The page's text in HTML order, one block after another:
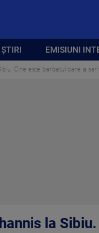
EMISIUNI
Cine este barbatul care a
la